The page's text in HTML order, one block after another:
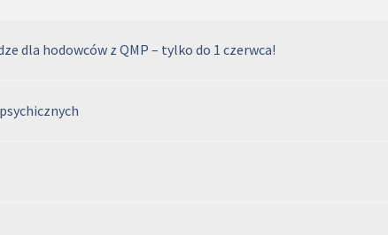
dla hodowców z QMP – tylko do 1 czerwca!